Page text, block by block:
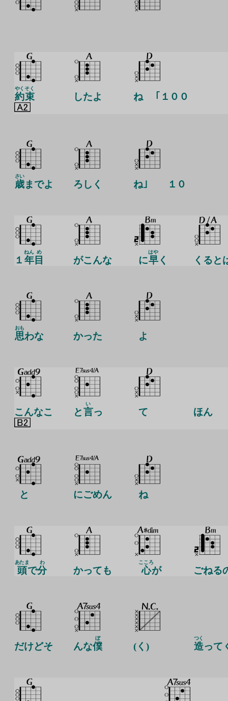
約
やく
束
そく
したよ ね ｢１００
歳
さい
までよ ろしく ね｣ １０
１ 年
ねん
目
め
がこんな に早
はや
く くると
思
おも
わな かった よ
こんなこ と言
い
っ て ほん
と にごめん ね
頭
あたま
で分
わ
かっても 心
こころ
が ごねる
だけどそ んな僕
ぼ
(く) 造
つく
って